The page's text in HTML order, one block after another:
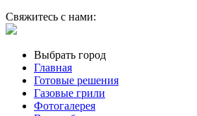
Свяжитесь с нами:
Выбрать город
Главная
Готовые решения
Газовые грили
Фотогалерея